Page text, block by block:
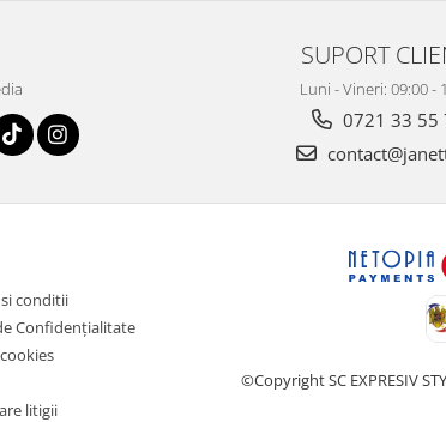
SUPORT
Luni - Vineri: 09:00 -
0721 33 55
conditii
Confidențialitate
litigii
©Copyright SC EXPRESIV